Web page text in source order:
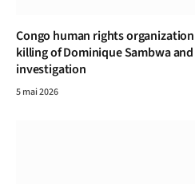
Congo human rights
killing of Dominique Sambwa
investigation
5 mai 2026